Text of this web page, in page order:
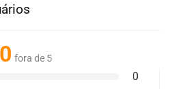
fora de 5
0